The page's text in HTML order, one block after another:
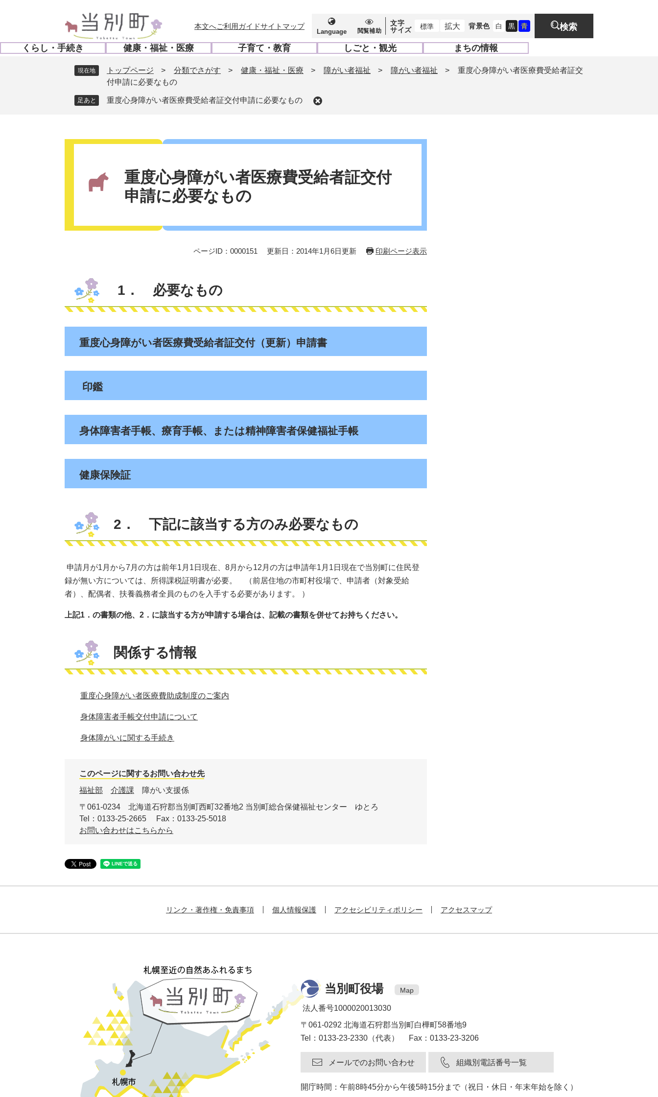
の
先
ー
を
本文へご利用ガイドサイトマップ
Language 閲覧補助
文字
サイズ
標準 拡大 背景色 白 黒 青 検索
くらし・手続き
開
健康・福祉・医療
開
く
子育て・教育
開
く
しごと・観光
開
く
まちの情報
開
く
現在地 トップページ > 分類でさがす > 健康・福祉・医療 > 障がい者福祉 > 障がい者福祉 >
重度心身障がい者医療費受給者証交
付申請に必要なもの
重度心身障がい者医療費受給者証交付申請に必要なもの
重度心身障がい者医療費受給者証交付
申請に必要なもの
ページID：0000151 更新日：2014年1月6日更新 印刷ページ表示
1． 必要なもの
重度心身障がい者医療費受給者証交付（更新）申請書
印鑑
身体障害者手帳、療育手帳、または精神障害者保健福祉手帳
健康保険証
2． 下記に該当する方のみ必要なもの
申請月が1月から7月の方は前年1月1日現在、8月から12月の方は申請年1月1日現在で当別町に住民登
録が無い方については、所得課税証明書が必要。 （前居住地の市町村役場で、申請者（対象受給
者）、配偶者、扶養義務者全員のものを入手する必要があります。 ）
上記1．の書類の他、2．に該当する方が申請する場合は、記載の書類を併せてお持ちください。
関係する情報
重度心身障がい者医療費助成制度のご案内
身体障害者手帳交付申請について
身体障がいに関する手続き
このページに関するお問い合わせ先
福祉部
介護課
障がい支援係
〒061-0234
北海道石狩郡当別町西町32番地2 当別町総合保健福祉センター ゆとろ
Tel：0133-25-2665
Fax：0133-25-5018
お問い合わせはこちらから
リンク・著作権・免責事項 個人情報保護 アクセシビリティポリシー アクセスマップ
当別町役場 Map
法人番号1000020013030
〒061-0292 北海道石狩郡当別町白樺町58番地9
Tel：0133-23-2330（代表） Fax：0133-23-3206
メールでのお問い合わせ 組織別電話番号一覧
開庁時間：午前8時45分から午後5時15分まで（祝日・休日・年末年始を除く）